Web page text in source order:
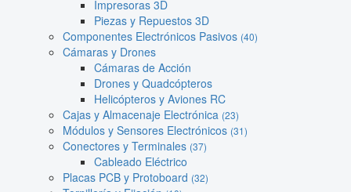
Impresoras 3D
Piezas y Repuestos 3D
Componentes Electrónicos Pasivos (40)
Cámaras y Drones
Cámaras de Acción
Drones y Quadcópteros
Helicópteros y Aviones RC
Cajas y Almacenaje Electrónica (23)
Módulos y Sensores Electrónicos (31)
Conectores y Terminales (37)
Cableado Eléctrico
Placas PCB y Protoboard (32)